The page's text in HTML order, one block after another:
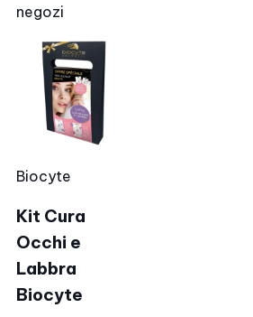
negozi
Biocyte
Kit Cura
Occhi e
Labbra
Biocyte